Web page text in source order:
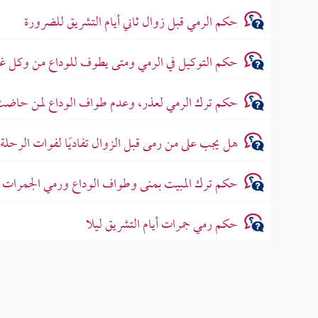
حكم الرمي قبل زوال ثاني أيام التشريق للضرورة
حكم التوكيل في الرمي ومتى يطوف للوداع من وكل
حكم ترك الرمي لعذر، وعدم طواف الوداع لمن
هل يجب على من رمى قبل الزوال تفاديًا لفوات
حكم ترك المبيت بمنى وطواف الوداع ورمي الجمرات
حكم رمي جمرات أيام التشريق ليلا